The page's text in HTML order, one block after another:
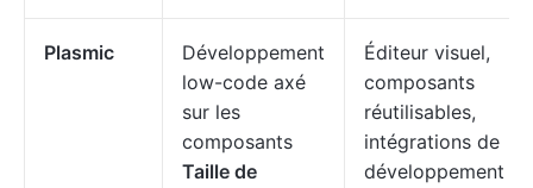
Plasmic
Développement
low-code axé
sur les
composants
Taille de
Éditeur visuel,
composants
réutilisables,
intégrations de
développement